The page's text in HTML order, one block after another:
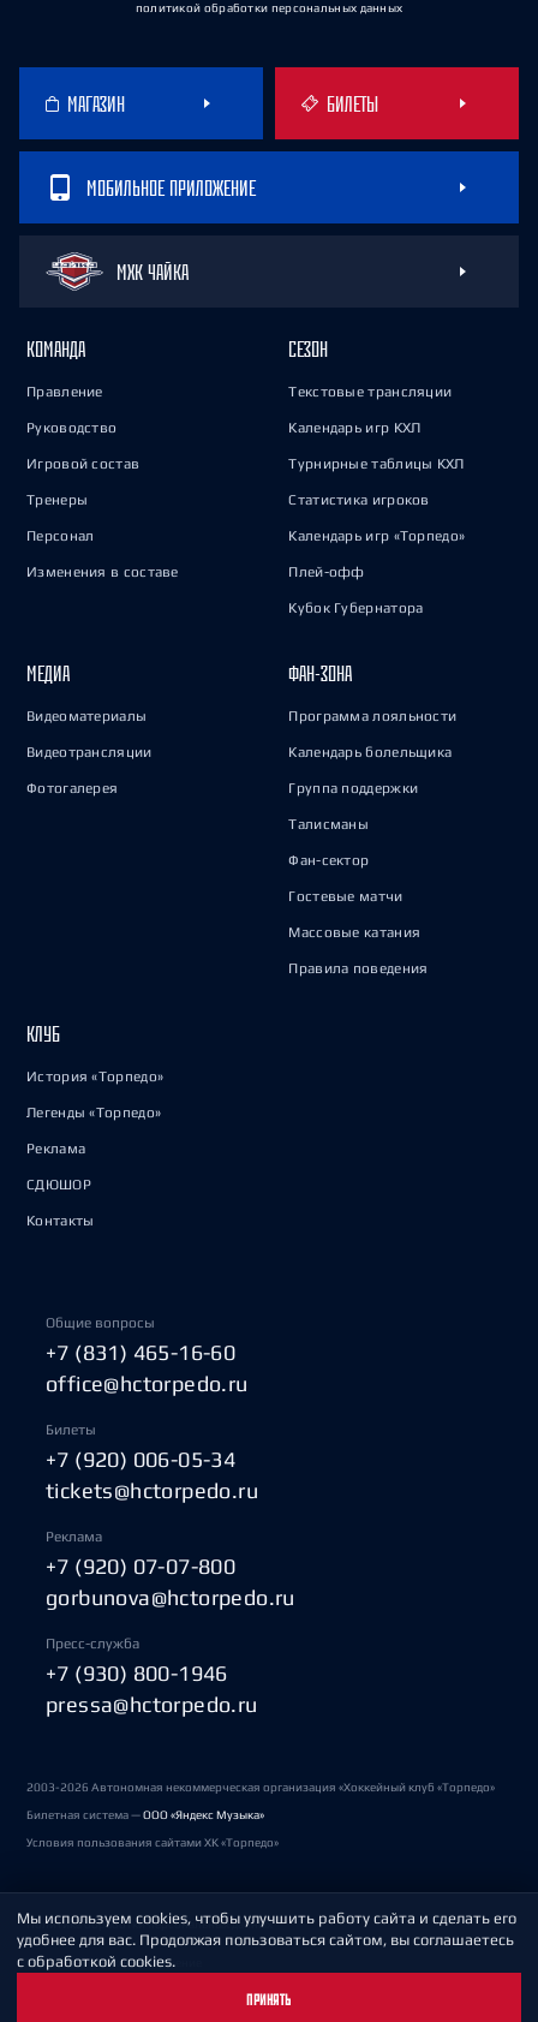
политикой обработки персональных данных
МАГАЗИН БИЛЕТЫ
МОБИЛЬНОЕ ПРИЛОЖЕНИЕ
МХК ЧАЙКА
КОМАНДА
Правление
Руководство
Игровой состав
Тренеры
Персонал
Изменения в составе
СЕЗОН
Текстовые трансляции
Календарь игр КХЛ
Турнирные таблицы КХЛ
Статистика игроков
Календарь игр «Торпедо»
Плей-офф
Кубок Губернатора
МЕДИА
Видеоматериалы
Видеотрансляции
Фотогалерея
ФАН-ЗОНА
Программа лояльности
Календарь болельщика
Группа поддержки
Талисманы
Фан-сектор
Гостевые матчи
Массовые катания
Правила поведения
КЛУБ
История «Торпедо»
Легенды «Торпедо»
Реклама
СДЮШОР
Контакты
Общие вопросы
+7 (831) 465-16-60
office@hctorpedo.ru
Билеты
+7 (920) 006-05-34
tickets@hctorpedo.ru
Реклама
+7 (920) 07-07-800
gorbunova@hctorpedo.ru
Пресс-служба
+7 (930) 800-1946
pressa@hctorpedo.ru
2003-2026 Автономная некоммерческая организация «Хоккейный клуб «Торпедо»
Билетная система —ООО «Яндекс Музыка»
Условия пользования сайтами ХК «Торпедо»
Политика обработки персональных данных
Пользовательское соглашение
Мы используем cookies, чтобы улучшить работу сайта и сделать его
удобнее для вас. Продолжая пользоваться сайтом, вы соглашаетесь
с обработкой cookies.
ПРИНЯТЬ